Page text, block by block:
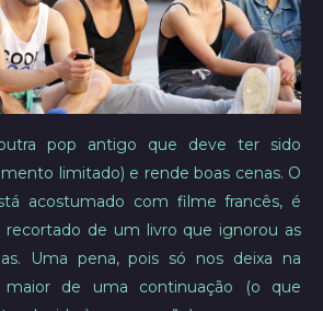
pop antigo que deve ter sido
limitado) e rende boas cenas. O
acostumado com filme francês, é
de um livro que ignorou as
Uma pena, pois só nos deixa na
maior de uma continuação (o que